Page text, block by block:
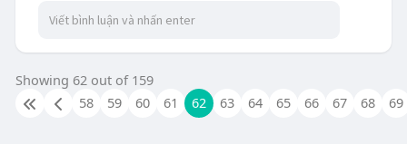
Showing 62 out of 159
58
59 60 61 62 63 64 65 66 67 68 69